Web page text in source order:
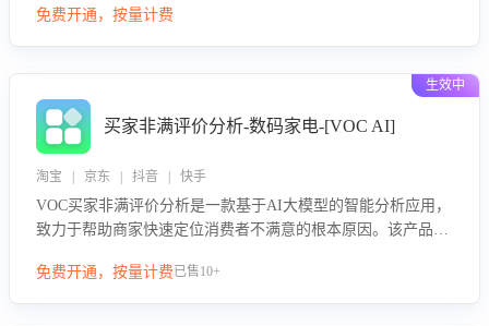
绪、归因争议根源，并客观评估客服应对合理性与成效。系统
免费开通，按量计费
生效中
买家非满评价分析-数码家电-[VOC AI]
淘宝 | 京东 | 抖音 | 快手
VOC买家非满评价分析是一款基于AI大模型的智能分析应用，
致力于帮助商家快速定位消费者不满意的根本原因。该产品可
或其它部门原因，明确责任归属，提供可落地的改进建议与策
免费开通，按量计费已售10+